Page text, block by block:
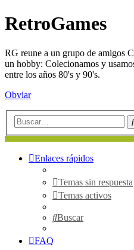
RetroGames
RG reune a un grupo de amigos
un hobby: Colecionamos y
entre los años 80's y 90's.
Obviar
Enlaces rápidos
Temas sin respuesta
Temas activos
Buscar
FAQ